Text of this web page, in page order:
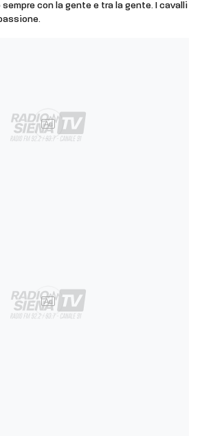
con la gente e tra la gente. I cavalli
Ad
Ad